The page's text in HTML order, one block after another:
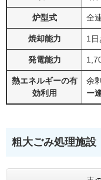
炉型式 全
焼却能力 1
発電能力
熱エネルギーの有
効利用
余
ー
粗大ごみ処理施設